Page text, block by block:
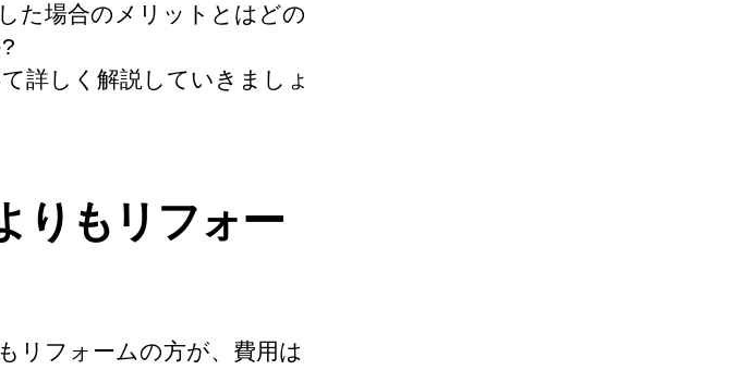
た場合のメリットとはどの
詳しく解説していきましょ
りもリフォー
リフォームの方が、費用は